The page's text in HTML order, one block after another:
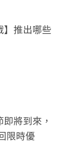
】推出哪些
將到來，
限時優